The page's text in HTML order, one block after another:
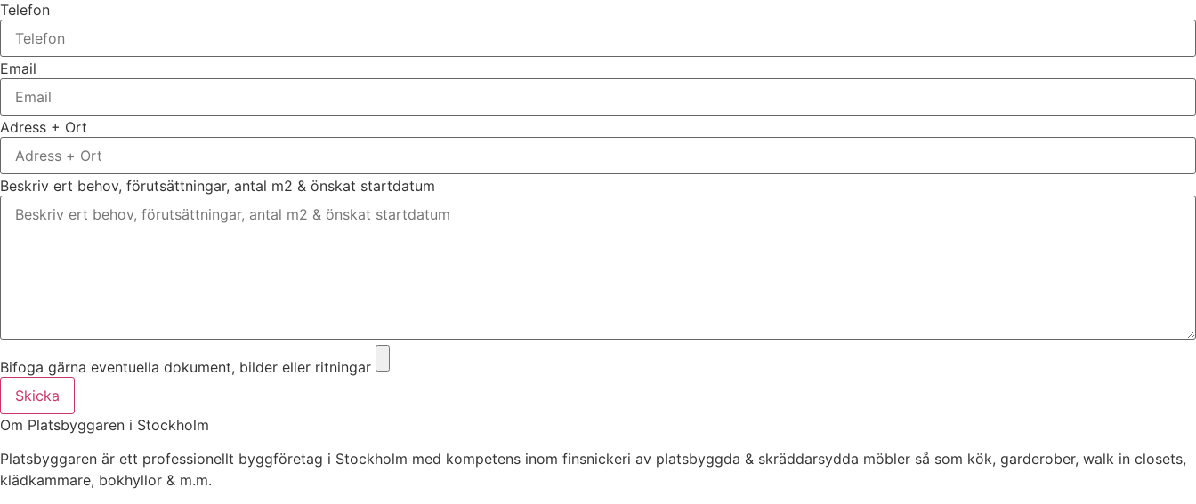
Telefon
Email
Adress + Ort
Beskriv ert behov, förutsättningar, antal m2 & önskat startdatum
Bifoga gärna eventuella dokument, bilder eller ritningar
Skicka
Om Platsbyggaren i Stockholm
Platsbyggaren är ett professionellt byggföretag i Stockholm med kompetens inom finsnickeri av platsbyggda & skräddarsydda möbler så som kök, garderober, walk in closets,
klädkammare, bokhyllor & m.m.